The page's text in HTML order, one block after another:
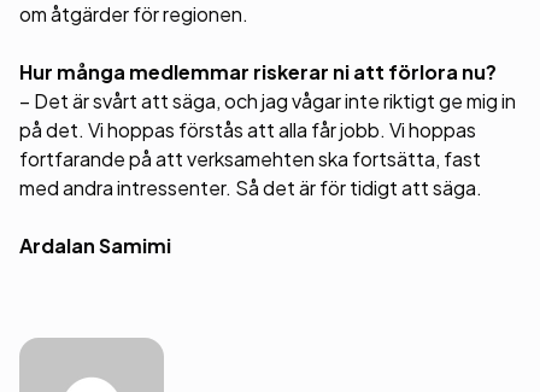
om åtgärder för regionen.
Hur många medlemmar riskerar ni att förlora nu?
– Det är svårt att säga, och jag vågar inte riktigt ge mig in
på det. Vi hoppas förstås att alla får jobb. Vi hoppas
fortfarande på att verksamehten ska fortsätta, fast
med andra intressenter. Så det är för tidigt att säga.
Ardalan Samimi